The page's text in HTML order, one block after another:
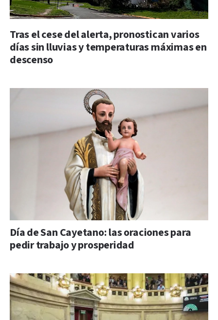
Tras el cese del alerta, pronostican varios
días sin lluvias y temperaturas máximas en
descenso
Día de San Cayetano: las oraciones para
pedir trabajo y prosperidad